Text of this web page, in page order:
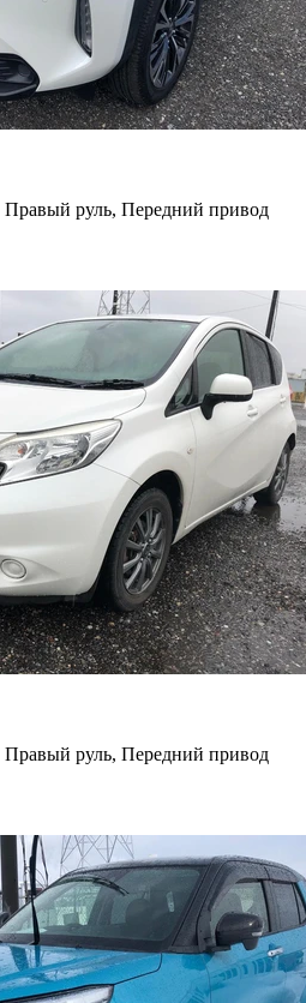
Правый руль, Передний привод
Правый руль, Передний привод